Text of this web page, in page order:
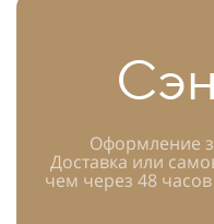
Оформление
Доставка или
чем через 48